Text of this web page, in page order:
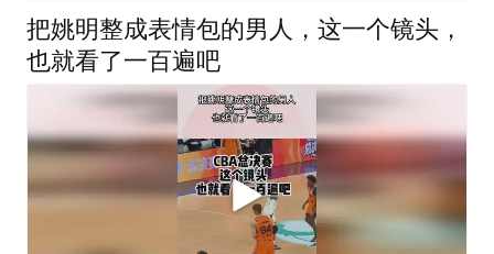
把姚明整成表情包的男人，这一个镜头，
也就看了一百遍吧